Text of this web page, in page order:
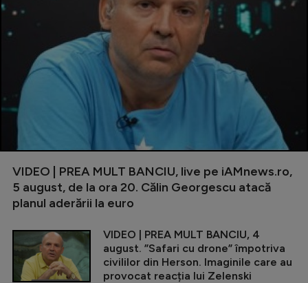
VIDEO | PREA MULT BANCIU, live pe iAMnews.ro,
5 august, de la ora 20. Călin Georgescu atacă
planul aderării la euro
VIDEO | PREA MULT BANCIU, 4
august. ”Safari cu drone” împotriva
civililor din Herson. Imaginile care au
provocat reacția lui Zelenski